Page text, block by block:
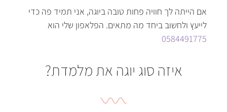
אם הייתה לך חוויה פחות טובה ביוגה, אני תמיד פה כדי
לייעץ ולחשוב ביחד מה מתאים. הפלאפון שלי הוא
0584491775
איזה סוג יוגה את מלמדת?